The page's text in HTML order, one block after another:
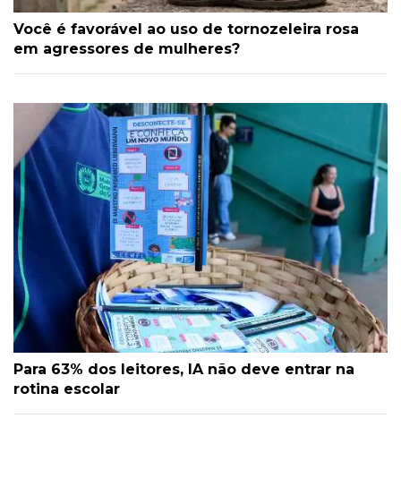
Você é favorável ao uso de tornozeleira rosa
em agressores de mulheres?
Para 63% dos leitores, IA não deve entrar na
rotina escolar